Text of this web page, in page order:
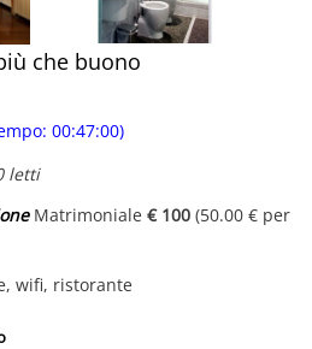
che buono
00:47:00)
letti
Matrimoniale € 100 (50.00 € per
wifi, ristorante